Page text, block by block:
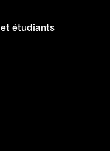
étudiants